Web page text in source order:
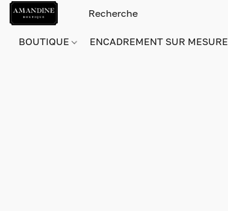
BOUTIQUE ENCADREMENT SUR MESURE